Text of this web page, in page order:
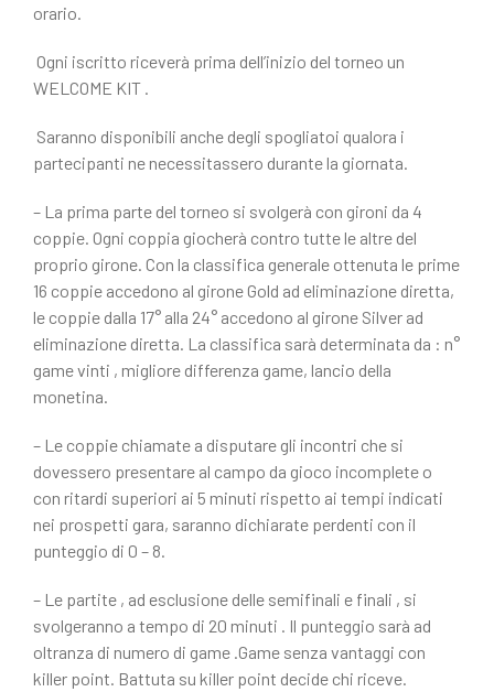
orario.
Ogni iscritto riceverà prima dell’inizio del torneo un
WELCOME KIT .
Saranno disponibili anche degli spogliatoi qualora i
partecipanti ne necessitassero durante la giornata.
– La prima parte del torneo si svolgerà con gironi da 4
coppie. Ogni coppia giocherà contro tutte le altre del
proprio girone. Con la classifica generale ottenuta le prime
16 coppie accedono al girone Gold ad eliminazione diretta,
le coppie dalla 17° alla 24° accedono al girone Silver ad
eliminazione diretta. La classifica sarà determinata da : n°
game vinti , migliore differenza game, lancio della
monetina.
– Le coppie chiamate a disputare gli incontri che si
dovessero presentare al campo da gioco incomplete o
con ritardi superiori ai 5 minuti rispetto ai tempi indicati
nei prospetti gara, saranno dichiarate perdenti con il
punteggio di 0 – 8.
– Le partite , ad esclusione delle semifinali e finali , si
svolgeranno a tempo di 20 minuti . Il punteggio sarà ad
oltranza di numero di game .Game senza vantaggi con
killer point. Battuta su killer point decide chi riceve.